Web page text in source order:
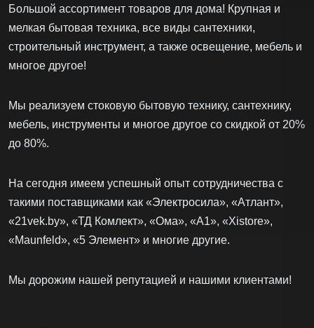
Большой ассортимент товаров для дома! Крупная и
мелкая бытовая техника, все виды сантехники,
строительный инструмент, а также освещение, мебель и
многое другое!
Мы реализуем стоковую бытовую технику, сантехнику,
мебель, инструменты и многое другое со скидкой от 20%
до 80%.
На сегодня имеем успешный опыт сотрудничества с
такими поставщиками как «Электросила», «Атлант»,
«21vek.by», «ТД Комлект», «Ома», «А1», «Xistore»,
«Maunfeld», «5 Элемент» и многие другие.
Мы дорожим нашей репутацией и нашими клиентами!